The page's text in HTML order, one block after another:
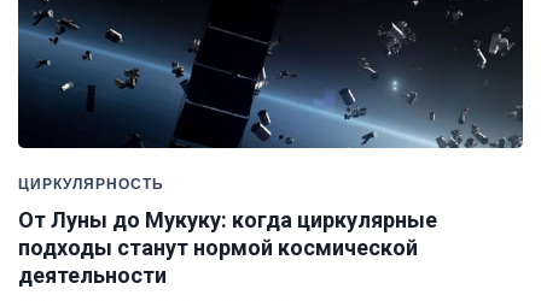
ЦИРКУЛЯРНОСТЬ
От Луны до Мукуку: когда циркулярные
подходы станут нормой космической
деятельности